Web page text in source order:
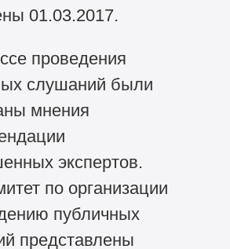
01.03.2017.
проведения
слушаний были
мнения
экспертов.
по организации
публичных
представлены